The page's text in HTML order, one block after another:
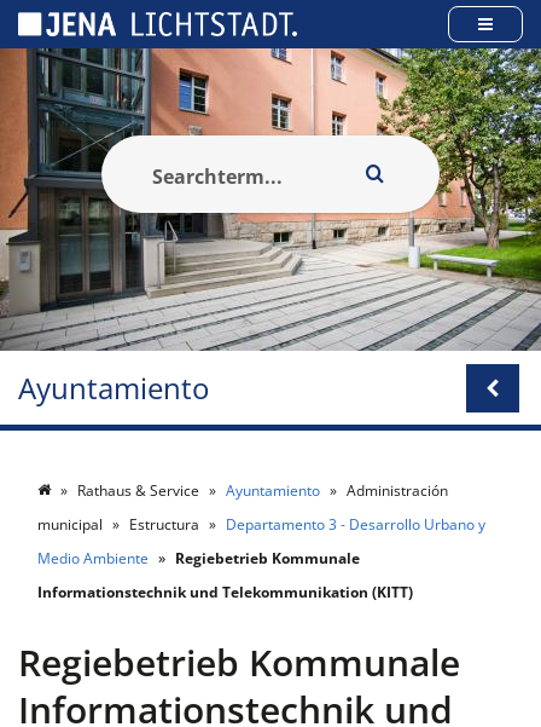
Ayuntamiento
Rathaus & Service Ayuntamiento
Administración
municipal
Estructura
Departamento 3 - Desarrollo Urbano y
Medio Ambiente
Regiebetrieb Kommunale
Informationstechnik und Telekommunikation (KITT)
Regiebetrieb Kommunale
Informationstechnik und
Panel de gestión de cookies